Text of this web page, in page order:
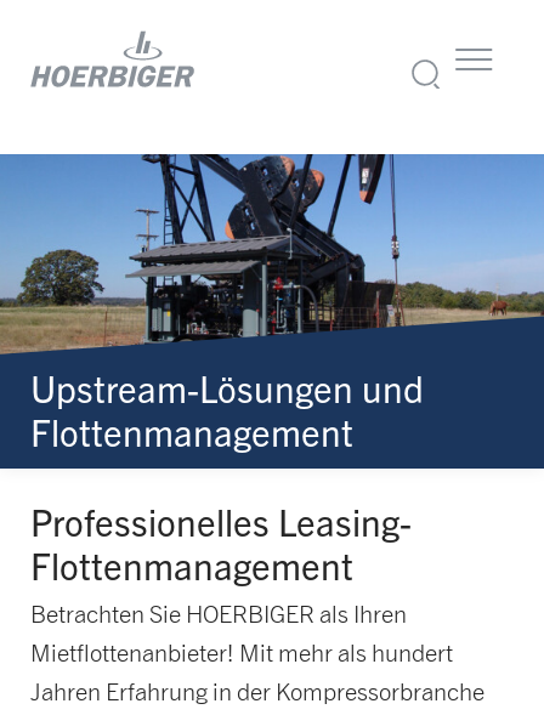
Upstream-Lösungen und
Flottenmanagement
Professionelles Leasing-
Flottenmanagement
Betrachten Sie HOERBIGER als Ihren
Mietflottenanbieter! Mit mehr als hundert
Jahren Erfahrung in der Kompressorbranche